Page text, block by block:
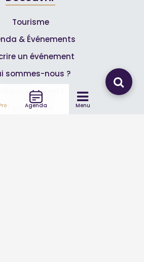
Agenda Menu
Tourisme
& Événements
un événement
sommes-nous ?
Rejoignez-nous !
Partenaires